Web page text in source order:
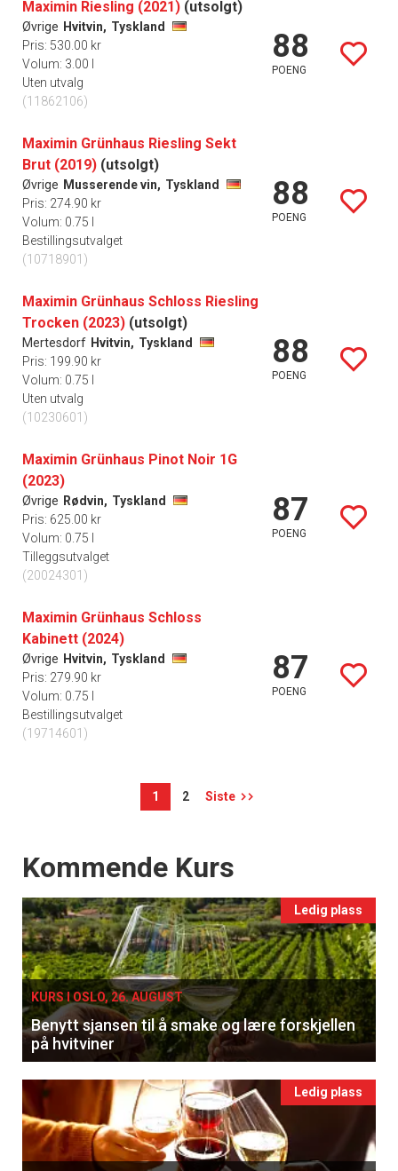
Maximin Riesling (2021) (utsolgt)
Øvrige Hvitvin, Tyskland
Pris: 530.00 kr
Volum: 3.00 l
Uten utvalg
(11862106)
88
POENG
Maximin Grünhaus Riesling Sekt
Brut (2019) (utsolgt)
Øvrige Musserende vin, Tyskland
Pris: 274.90 kr
Volum: 0.75 l
Bestillingsutvalget
(10718901)
88
POENG
Maximin Grünhaus Schloss Riesling
Trocken (2023) (utsolgt)
Mertesdorf Hvitvin, Tyskland
Pris: 199.90 kr
Volum: 0.75 l
Uten utvalg
(10230601)
88
POENG
Maximin Grünhaus Pinot Noir 1G
(2023)
Øvrige Rødvin, Tyskland
Pris: 625.00 kr
Volum: 0.75 l
Tilleggsutvalget
(20024301)
87
POENG
Maximin Grünhaus Schloss
Kabinett (2024)
Øvrige Hvitvin, Tyskland
Pris: 279.90 kr
Volum: 0.75 l
Bestillingsutvalget
(19714601)
87
POENG
1 2 Siste
Events
Kommende Kurs
Ledig plass
KURS I OSLO, 26. AUGUST
Benytt sjansen til å smake og lære forskjellen
på hvitviner
Ledig plass